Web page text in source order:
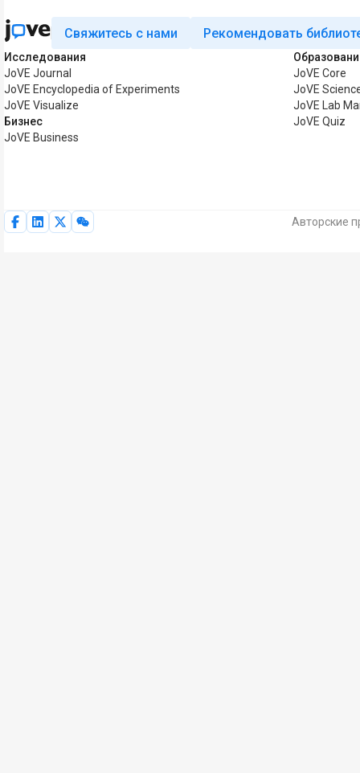
Свяжитесь с нами Рекомендовать
Исследования
JoVE Journal
JoVE Encyclopedia of Experiments
JoVE Visualize
Бизнес
JoVE Business
JoVE Core
JoVE
JoVE Lab
JoVE Quiz
Авторские